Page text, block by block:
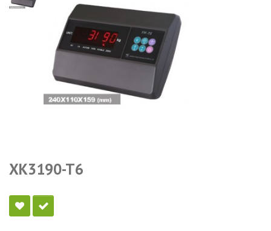
XK3190-T6